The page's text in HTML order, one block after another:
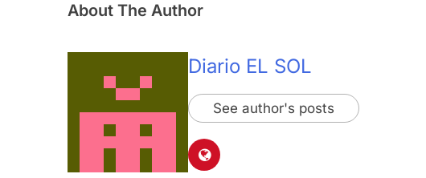
About The Author
Diario EL SOL
See author's posts